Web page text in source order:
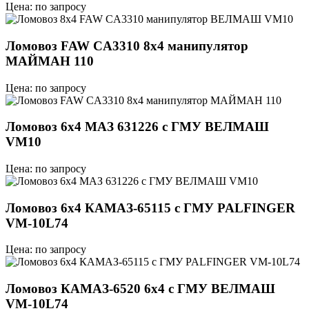
Цена: по запросу
Ломовоз FAW CA3310 8x4 манипулятор
МАЙМАН 110
Цена: по запросу
Ломовоз 6x4 МАЗ 631226 с ГМУ ВЕЛМАШ
VM10
Цена: по запросу
Ломовоз 6х4 КАМАЗ-65115 с ГМУ PALFINGER
VM-10L74
Цена: по запросу
Ломовоз КАМАЗ-6520 6х4 с ГМУ ВЕЛМАШ
VM-10L74